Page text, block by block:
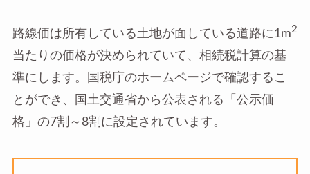
路線価は所有している土地が面している道路に1m2
当たりの価格が決められていて、相続税計算の基
準にします。国税庁のホームページで確認するこ
とができ、国土交通省から公表される「公示価
格」の7割～8割に設定されています。